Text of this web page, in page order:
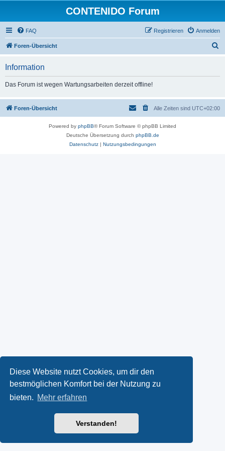
Diese Website nutzt Cookies, um dir den
bestmöglichen Komfort bei der Nutzung zu
bieten. Mehr erfahren
Verstanden!
CONTENIDO Forum
FAQ Anmelden
Registrieren
Foren-Übersicht
Information
Das Forum ist wegen Wartungsarbeiten derzeit offline!
Foren-Übersicht Alle Zeiten sind UTC+02:00
Powered by phpBB® Forum Software © phpBB Limited
Deutsche Übersetzung durch phpBB.de
Datenschutz| Nutzungsbedingungen